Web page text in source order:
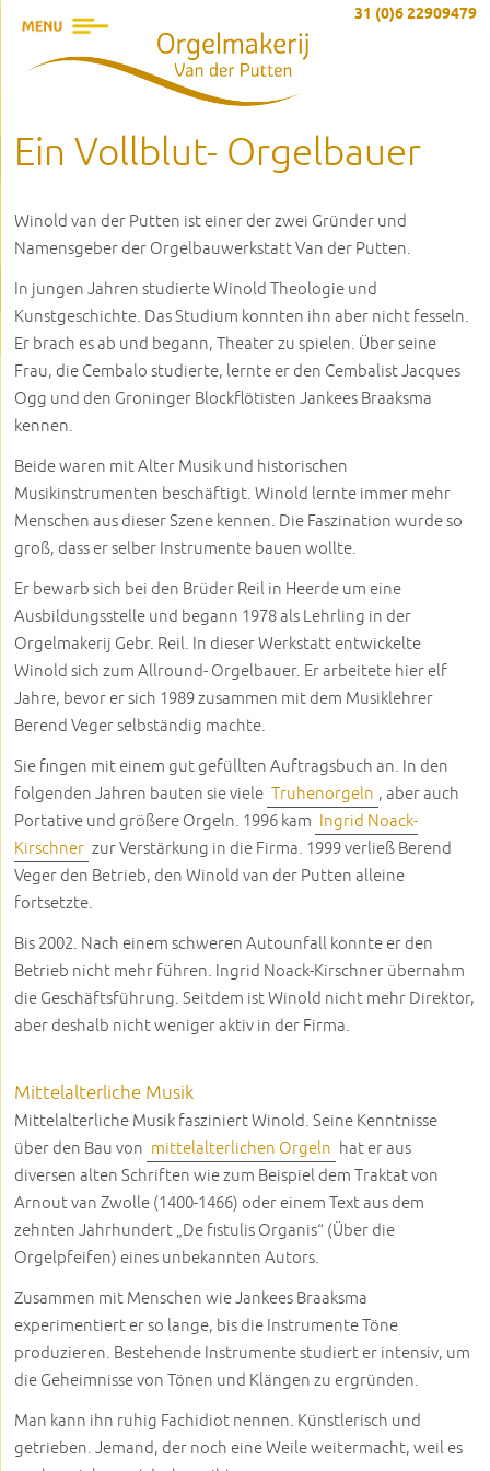
Ein Vollblut- Orgelbauer
Winold van der Putten ist einer der zwei Gründer und
Namensgeber der Orgelbauwerkstatt Van der Putten.
In jungen Jahren studierte Winold Theologie und
Kunstgeschichte. Das Studium konnten ihn aber nicht fesseln.
Er brach es ab und begann, Theater zu spielen. Über seine
Frau, die Cembalo studierte, lernte er den Cembalist Jacques
Ogg und den Groninger Blockflötisten Jankees Braaksma
kennen.
Beide waren mit Alter Musik und historischen
Musikinstrumenten beschäftigt. Winold lernte immer mehr
Menschen aus dieser Szene kennen. Die Faszination wurde so
groß, dass er selber Instrumente bauen wollte.
Er bewarb sich bei den Brüder Reil in Heerde um eine
Ausbildungsstelle und begann 1978 als Lehrling in der
Orgelmakerij Gebr. Reil. In dieser Werkstatt entwickelte
Winold sich zum Allround- Orgelbauer. Er arbeitete hier elf
Jahre, bevor er sich 1989 zusammen mit dem Musiklehrer
Berend Veger selbständig machte.
Sie fingen mit einem gut gefüllten Auftragsbuch an. In den
folgenden Jahren bauten sie viele Truhenorgeln , aber auch
Portative und größere Orgeln. 1996 kam Ingrid Noack-
Kirschner zur Verstärkung in die Firma. 1999 verließ Berend
Veger den Betrieb, den Winold van der Putten alleine
fortsetzte.
Bis 2002. Nach einem schweren Autounfall konnte er den
Betrieb nicht mehr führen. Ingrid Noack-Kirschner übernahm
die Geschäftsführung. Seitdem ist Winold nicht mehr Direktor,
aber deshalb nicht weniger aktiv in der Firma.
Mittelalterliche Musik
Mittelalterliche Musik fasziniert Winold. Seine Kenntnisse
über den Bau von mittelalterlichen Orgeln hat er aus
diversen alten Schriften wie zum Beispiel dem Traktat von
Arnout van Zwolle (1400-1466) oder einem Text aus dem
zehnten Jahrhundert „De fistulis Organis“ (Über die
Orgelpfeifen) eines unbekannten Autors.
Zusammen mit Menschen wie Jankees Braaksma
experimentiert er so lange, bis die Instrumente Töne
produzieren. Bestehende Instrumente studiert er intensiv, um
die Geheimnisse von Tönen und Klängen zu ergründen.
Man kann ihn ruhig Fachidiot nennen. Künstlerisch und
getrieben. Jemand, der noch eine Weile weitermacht, weil es
31 (0)6 22909479